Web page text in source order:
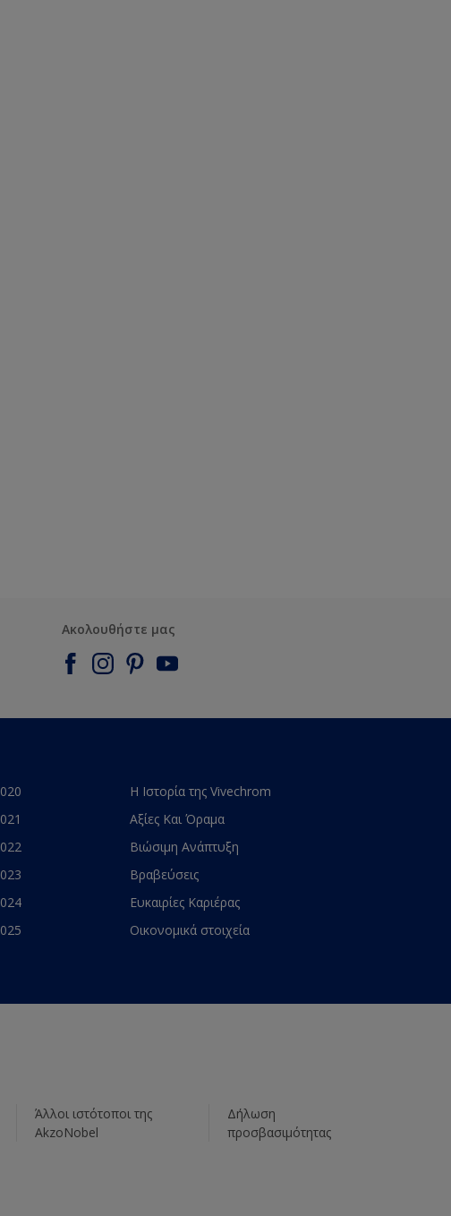
Ακολουθήστε μας
Η Ιστορία της Vivechrom
Αξίες Και Όραμα
Βιώσιμη Ανάπτυξη
Βραβεύσεις
Ευκαιρίες Καριέρας
Οικονομικά στοιχεία
Άλλοι ιστότοποι της
AkzoNobel
Δήλωση
προσβασιμότητας